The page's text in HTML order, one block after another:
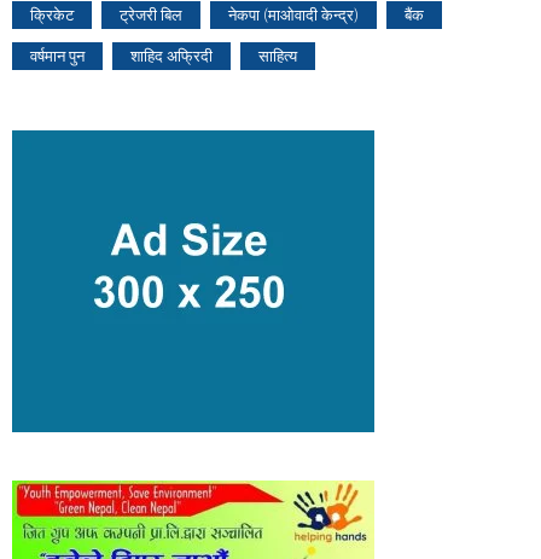
क्रिकेट ट्रेजरी बिल नेकपा (माओवादी केन्द्र) बैंक
वर्षमान पुन शाहिद अफ्रिदी साहित्य